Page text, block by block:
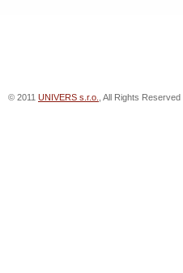
© 2011 UNIVERS s.r.o. , All Rights Reserved